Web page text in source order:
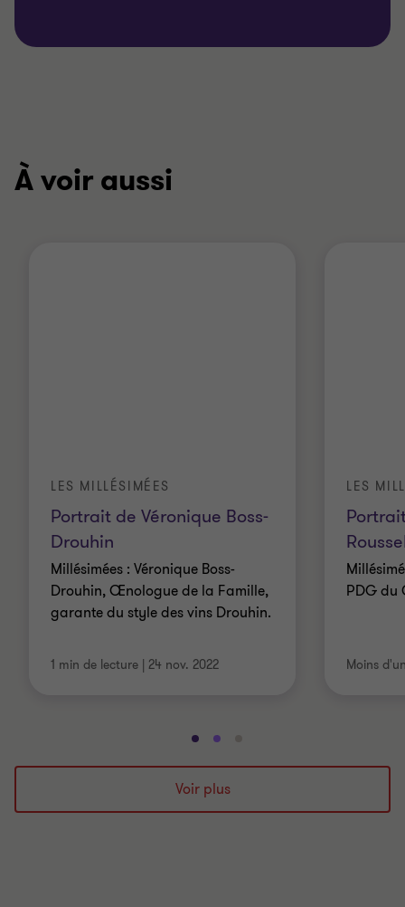
À voir aussi
Portrait de Véronique Boss-
Drouhin
LES MILLÉSIMÉES
Millésimées : Véronique Boss-
Drouhin, Œnologue de la Famille,
garante du style des vins Drouhin.
1 min de lecture 24 nov. 2022
LES
PDG du
Moins
Aller
à
la
diapositive
Aller
à
la
diapositive
à
diapositive
Voir plus